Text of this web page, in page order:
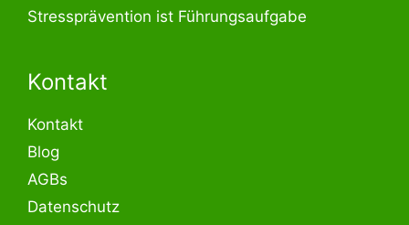
Stressprävention ist Führungsaufgabe
Kontakt
Kontakt
Blog
AGBs
Datenschutz